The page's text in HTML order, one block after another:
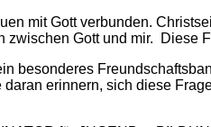
mit Gott verbunden.
zwischen Gott und mir. Diese
besonderes
daran erinnern, sich diese